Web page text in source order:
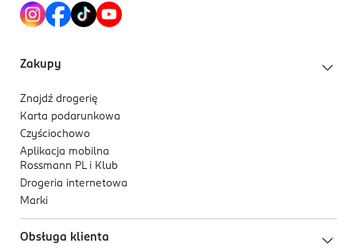
Zakupy
Znajdź drogerię
Karta podarunkowa
Czyściochowo
Aplikacja mobilna
Rossmann PL i Klub
Drogeria internetowa
Marki
Obsługa klienta